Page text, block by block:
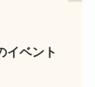
イベント